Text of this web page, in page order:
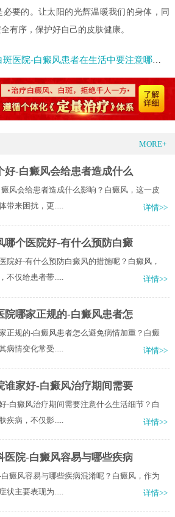
要的。让太阳的光辉温暖我们的身体，同
有序，保护好自己的皮肤健康。
医院-白癜风患者在生活中要注意哪些问题呢
MORE+
好-白癜风会给患者造成什么
风会给患者造成什么影响？白癜风，这一皮
带来困扰，更.....
详情>>
哪个医院好-有什么预防白癜
院好-有什么预防白癜风的措施呢？白癜风，
不仅给患者带.....
详情>>
院哪家正规的-白癜风患者怎
正规的-白癜风患者怎么避免病情加重？白癜
病情变化常受.....
详情>>
谁家好-白癜风治疗期间需要
-白癜风治疗期间需要注意什么生活细节？白
疾病，不仅影.....
详情>>
医院-白癜风容易与哪些疾病
癜风容易与哪些疾病混淆呢？白癜风，作为
状主要表现为.....
详情>>